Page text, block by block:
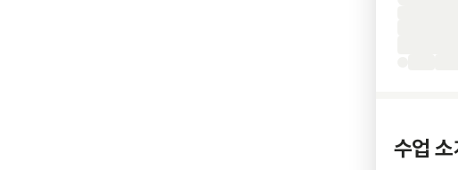
수업 소